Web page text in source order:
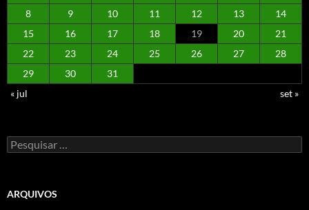
8
9 10 11 12 13
14
15
16 17 18 19 20
21
22
23 24 25 26 27
28
29
30
31
« jul
set »
Pesquisar
por:
ARQUIVOS